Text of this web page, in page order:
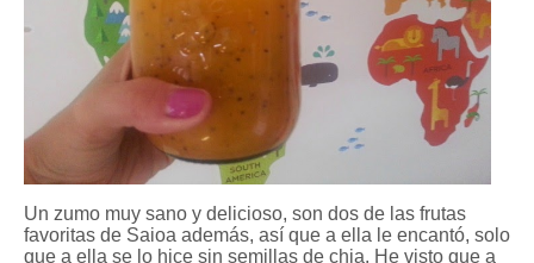
Un zumo muy sano y delicioso, son dos de las frutas
favoritas de Saioa además, así que a ella le encantó, solo
que a ella se lo hice sin semillas de chia. He visto que a